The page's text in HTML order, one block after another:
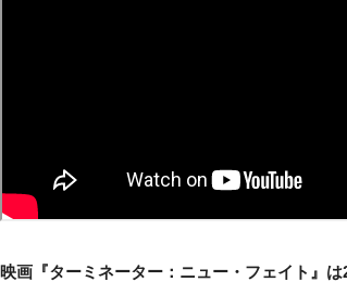
映画『ターミネーター：ニュー・フェイト』